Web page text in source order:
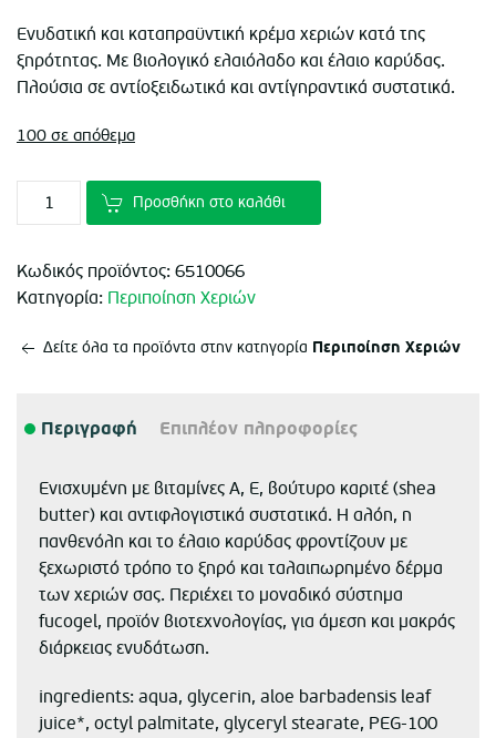
price
was:
€8.85.
τρέχουσα
τιμή
€5.90.
Ενυδατική και καταπραϋντική κρέμα χεριών κατά της
ξηρότητας. Με βιολογικό ελαιόλαδο και έλαιο καρύδας.
Πλούσια σε αντίοξειδωτικά και αντίγηραντικά συστατικά.
100 σε απόθεμα
Προσθήκη στο καλάθι
Κωδικός προϊόντος: 6510066
Κατηγορία: Περιποίηση Χεριών
Δείτε όλα τα προϊόντα στην κατηγορία Περιποίηση Χεριών
Περιγραφή Επιπλέον πληροφορίες
Ενισχυμένη με βιταμίνες Α, Ε, βούτυρο καριτέ (shea
butter) και αντιφλογιστικά συστατικά. Η αλόη, η
πανθενόλη και το έλαιο καρύδας φροντίζουν με
ξεχωριστό τρόπο το ξηρό και ταλαιπωρημένο δέρμα
των χεριών σας. Περιέχει το μοναδικό σύστημα
fucogel, προϊόν βιοτεχνολογίας, για άμεση και μακράς
διάρκειας ενυδάτωση.
ingredients: aqua, glycerin, aloe barbadensis leaf
juice*, octyl palmitate, glyceryl stearate, PEG-100